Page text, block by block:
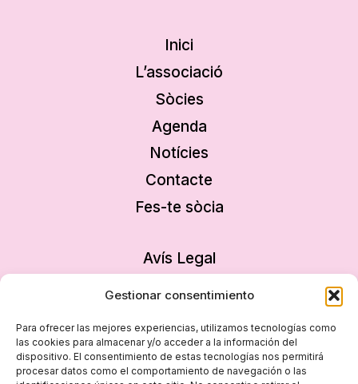
Gestionar consentimiento
Para ofrecer las mejores experiencias, utilizamos tecnologías como
las cookies para almacenar y/o acceder a la información del
dispositivo. El consentimiento de estas tecnologías nos permitirá
procesar datos como el comportamiento de navegación o las
Inici
L’associació
Sòcies
Agenda
Notícies
Contacte
Fes-te sòcia
Avís Legal
Declaració d’accessibilitat
Mapa del lloc